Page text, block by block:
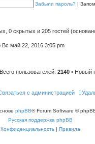
Забыли пароль? |
0 скрытых и 205 гостей
Вс май 22, 2016 3:05 pm
пользователей: 2140 • Новый
с администрацией
phpBB® Forum Software ©
Русская поддержка phpBB
Конфиденциальность | Правила